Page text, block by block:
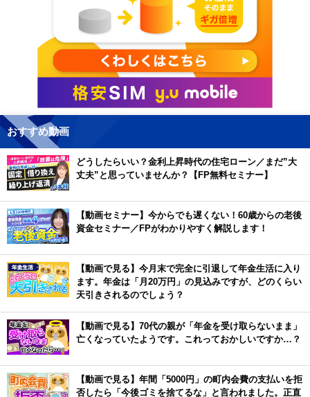
おすすめ動画
どうしたらいい？金利上昇時代の住宅ローン／まだ”大
丈夫”と思っていませんか？【FP無料セミナー】
【動画セミナー】今からでも遅くない！60歳からの老後
資金セミナー／FPがわかりやすく解説します！
【動画で見る】今月末で完全に引退して年金生活に入り
ます。年金は「月20万円」の見込みですが、どのくらい
天引きされるのでしょう？
【動画で見る】70代の親が「年金を受け取らないまま」
亡くなっていたようです。これっておかしいですか…？
【動画で見る】年間「5000円」の町内会費の支払いを拒
否したら「今後ゴミを捨てるな」と言われました。正直